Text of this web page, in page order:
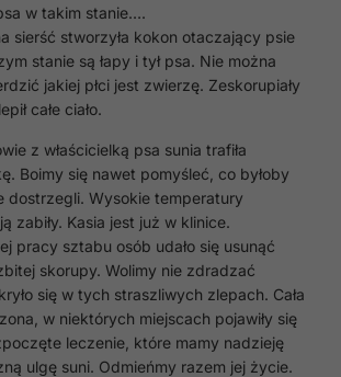
w takim stanie….
sierść stworzyła kokon otaczający psie
stanie są łapy i tył psa. Nie można
jakiej płci jest zwierzę. Zeskorupiały
całe ciało.
z właścicielką psa sunia trafiła
Boimy się nawet pomyśleć, co byłoby
dostrzegli. Wysokie temperatury
zabiły. Kasia jest już w klinice.
pracy sztabu osób udało się usunąć
skorupy. Wolimy nie zdradzać
się w tych straszliwych zlepach. Cała
w niektórych miejscach pojawiły się
leczenie, które mamy nadzieję
ulgę suni. Odmieńmy razem jej życie.